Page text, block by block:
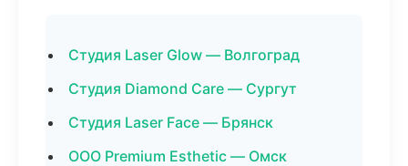
Студия Laser Glow — Волгоград
Студия Diamond Care — Сургут
Студия Laser Face — Брянск
ООО Premium Esthetic — Омск